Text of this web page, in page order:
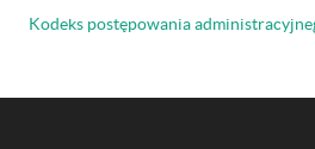
Kodeks postępowania